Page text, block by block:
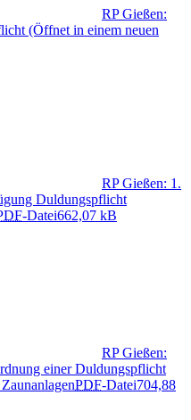
RP Gießen:
(Öffnet in einem neuen
RP Gießen: 1.
Duldungspflicht
-Datei662,07 kB
RP Gießen:
einer Duldungspflicht
PDF-Datei704,88